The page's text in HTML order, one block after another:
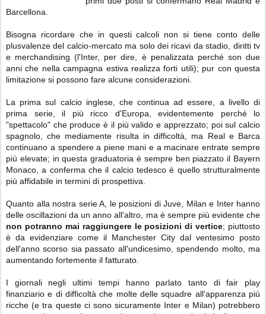
Barcellona.
Bisogna ricordare che in questi calcoli non si tiene conto delle
plusvalenze del calcio-mercato ma solo dei ricavi da stadio, diritti tv
e merchandising (l'Inter, per dire, è penalizzata perché son due
anni che nella campagna estiva realizza forti utili); pur con questa
limitazione si possono fare alcune considerazioni.
La prima sul calcio inglese, che continua ad essere, a livello di
prima serie, il più ricco d'Europa, evidentemente perché lo
"spettacolo" che produce è il più valido e apprezzato; poi sul calcio
spagnolo, che mediamente risulta in difficoltà, ma Real e Barca
continuano a spendere a piene mani e a macinare entrate sempre
più elevate; in questa graduatoria è sempre ben piazzato il Bayern
Monaco, a conferma che il calcio tedesco è quello strutturalmente
più affidabile in termini di prospettiva.
Quanto alla nostra serie A, le posizioni di Juve, Milan e Inter hanno
delle oscillazioni da un anno all'altro, ma è sempre più evidente che
non potranno mai raggiungere le posizioni di vertice; piuttosto
è da evidenziare come il Manchester City dal ventesimo posto
dell'anno scorso sia passato all'undicesimo, spendendo molto, ma
aumentando fortemente il fatturato.
I giornali negli ultimi tempi hanno parlato tanto di fair play
finanziario e di difficoltà che molte delle squadre all'apparenza più
ricche (e tra queste ci sono sicuramente Inter e Milan) potrebbero